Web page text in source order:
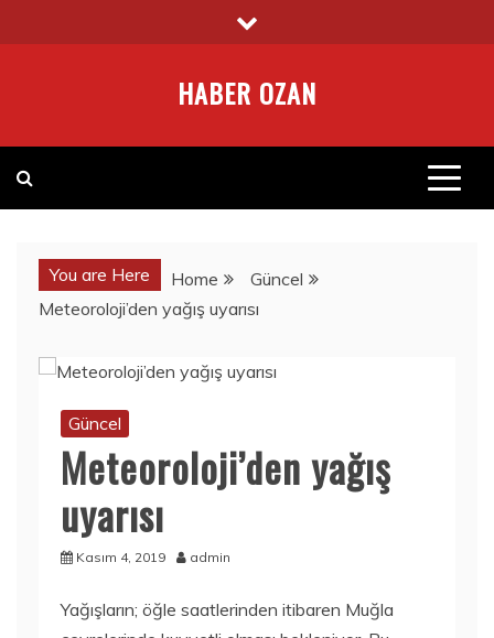
to
HABER OZAN
You are Here Home
Güncel
Meteoroloji’den yağış uyarısı
Güncel
Meteoroloji’den yağış
uyarısı
Kasım 4, 2019 admin
Yağışların; öğle saatlerinden itibaren Muğla